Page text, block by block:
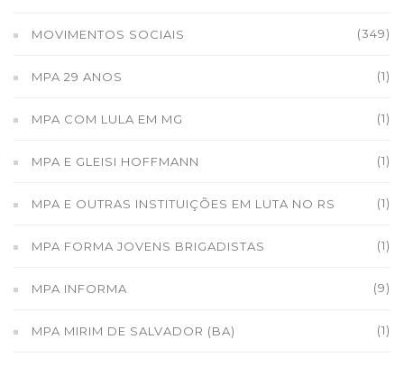
MOVIMENTOS SOCIAIS (349)
MPA 29 ANOS (1)
MPA COM LULA EM MG (1)
MPA E GLEISI HOFFMANN (1)
MPA E OUTRAS INSTITUIÇÕES EM LUTA NO RS (1)
MPA FORMA JOVENS BRIGADISTAS (1)
MPA INFORMA (9)
MPA MIRIM DE SALVADOR (BA) (1)